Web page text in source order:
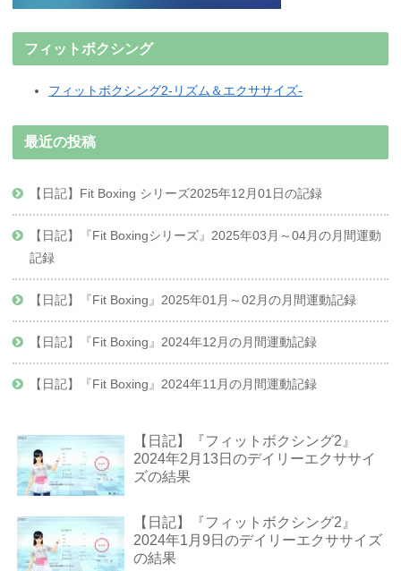
フィットボクシング
フィットボクシング2-リズム＆エクササイズ-
最近の投稿
【日記】Fit Boxing シリーズ2025年12月01日の記録
【日記】『Fit Boxingシリーズ』2025年03月～04月の月間運動
記録
【日記】『Fit Boxing』2025年01月～02月の月間運動記録
【日記】『Fit Boxing』2024年12月の月間運動記録
【日記】『Fit Boxing』2024年11月の月間運動記録
【日記】『フィットボクシング2』
2024年2月13日のデイリーエクササイ
ズの結果
【日記】『フィットボクシング2』
2024年1月9日のデイリーエクササイズ
の結果